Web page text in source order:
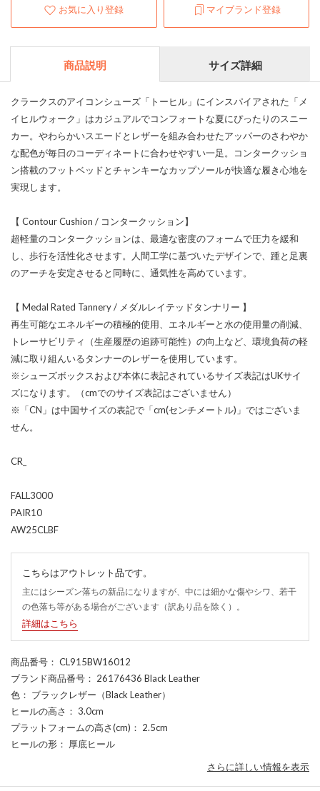
お気に入り登録 マイブランド登録
商品説明 サイズ詳細
クラークスのアイコンシューズ「トーヒル」にインスパイアされた「メ
イヒルウォーク」はカジュアルでコンフォートな夏にぴったりのスニー
カー。やわらかいスエードとレザーを組み合わせたアッパーのさわやか
な配色が毎日のコーディネートに合わせやすい一足。コンタークッショ
ン搭載のフットベッドとチャンキーなカップソールが快適な履き心地を
実現します。
【 Contour Cushion / コンタークッション】
超軽量のコンタークッションは、最適な密度のフォームで圧力を緩和
し、歩行を活性化させます。人間工学に基づいたデザインで、踵と足裏
のアーチを安定させると同時に、通気性を高めています。
【 Medal Rated Tannery / メダルレイテッドタンナリー 】
再生可能なエネルギーの積極的使用、エネルギーと水の使用量の削減、
トレーサビリティ（生産履歴の追跡可能性）の向上など、環境負荷の軽
減に取り組んいるタンナーのレザーを使用しています。
※シューズボックスおよび本体に表記されているサイズ表記はUKサイ
ズになります。（cmでのサイズ表記はございません）
※「CN」は中国サイズの表記で「cm(センチメートル)」ではございま
せん。
CR_
FALL3000
PAIR10
AW25CLBF
こちらはアウトレット品です。
主にはシーズン落ちの新品になりますが、中には細かな傷やシワ、若干
の色落ち等がある場合がございます（訳あり品を除く）。
詳細はこちら
商品番号 ： CL915BW16012
ブランド商品番号 ： 26176436 Black Leather
色 ： ブラックレザー（Black Leather）
ヒールの高さ ： 3.0cm
プラットフォームの高さ(cm) ： 2.5cm
ヒールの形 ： 厚底ヒール
さらに詳しい情報を表示